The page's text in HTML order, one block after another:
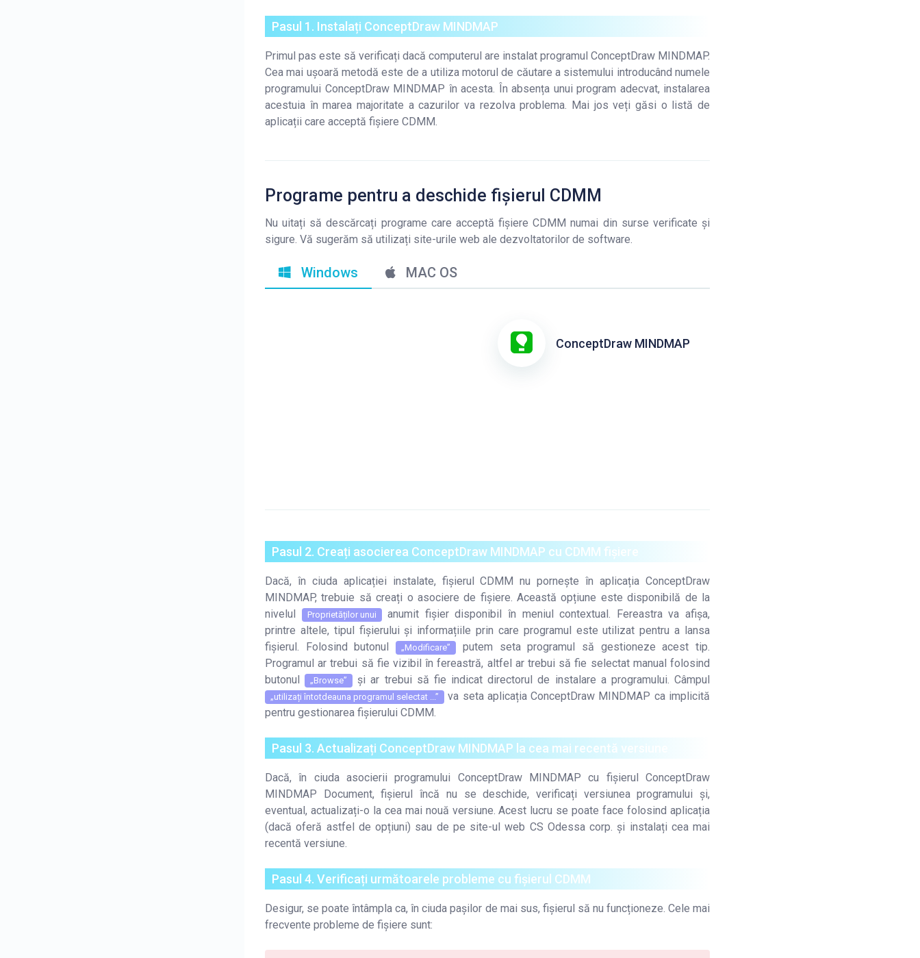
Pasul 1. Instalați ConceptDraw MINDMAP
Primul pas este să verificați dacă computerul are instalat programul ConceptDraw MINDMAP.
Cea mai ușoară metodă este de a utiliza motorul de căutare a sistemului introducând numele
programului ConceptDraw MINDMAP în acesta. În absența unui program adecvat, instalarea
acestuia în marea majoritate a cazurilor va rezolva problema. Mai jos veți găsi o listă de
aplicații care acceptă fișiere CDMM.
Programe pentru a deschide fișierul CDMM
Nu uitați să descărcați programe care acceptă fișiere CDMM numai din surse verificate și
sigure. Vă sugerăm să utilizați site-urile web ale dezvoltatorilor de software.
Windows MAC OS
ConceptDraw MINDMAP
Pasul 2. Creați asocierea ConceptDraw MINDMAP cu CDMM fișiere
Dacă, în ciuda aplicației instalate, fișierul CDMM nu pornește în aplicația ConceptDraw
MINDMAP, trebuie să creați o asociere de fișiere. Această opțiune este disponibilă de la
nivelul
Proprietăților unui anumit fișier disponibil în meniul contextual. Fereastra va afișa,
printre altele, tipul fișierului și informațiile prin care programul este utilizat pentru a lansa
fișierul. Folosind butonul „Modificare”
putem seta programul să gestioneze acest tip.
Programul ar trebui să fie vizibil în fereastră, altfel ar trebui să fie selectat manual folosind
butonul „Browse” și ar trebui să fie indicat directorul de instalare a programului. Câmpul
„utilizați întotdeauna programul selectat ...”
va seta aplicația ConceptDraw MINDMAP ca implicită
pentru gestionarea fișierului CDMM.
Pasul 3. Actualizați ConceptDraw MINDMAP la cea mai recentă versiune
Dacă, în ciuda asocierii programului ConceptDraw MINDMAP cu fișierul ConceptDraw
MINDMAP Document, fișierul încă nu se deschide, verificați versiunea programului și,
eventual, actualizați-o la cea mai nouă versiune. Acest lucru se poate face folosind aplicația
(dacă oferă astfel de opțiuni) sau de pe site-ul web CS Odessa corp. și instalați cea mai
recentă versiune.
Pasul 4. Verificați următoarele probleme cu fișierul CDMM
Desigur, se poate întâmpla ca, în ciuda pașilor de mai sus, fișierul să nu funcționeze. Cele mai
frecvente probleme de fișiere sunt: